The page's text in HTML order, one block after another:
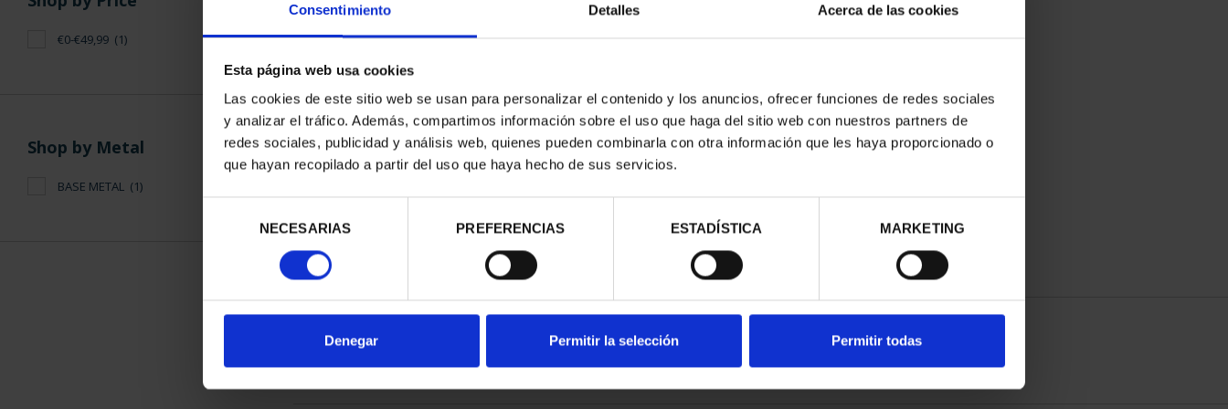
Consentimiento Detalles Acerca de las cookies
Esta página web usa cookies
Las cookies de este sitio web se usan para personalizar el contenido y los anuncios, ofrecer funciones de redes sociales
y analizar el tráfico. Además, compartimos información sobre el uso que haga del sitio web con nuestros partners de
redes sociales, publicidad y análisis web, quienes pueden combinarla con otra información que les haya proporcionado o
que hayan recopilado a partir del uso que haya hecho de sus servicios.
consentimiento
NECESARIAS PREFERENCIAS ESTADÍSTICA MARKETING
Denegar Permitir la selección Permitir todas
€0-€49,99 (1)
Shop by Metal
BASE METAL (1)
2 EURO PROOF WORLD
HERITAGE 2023 CACERES
SORT BY: